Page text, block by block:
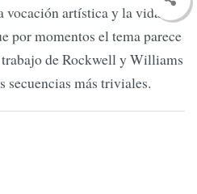
vocación artística y la vida
por momentos el tema parece
de Rockwell y Williams
secuencias más triviales.